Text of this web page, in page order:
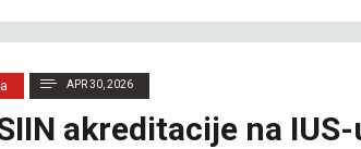
APR 30, 2026
akreditacije na